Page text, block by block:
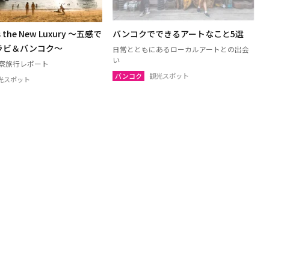
New Luxury ～五感で
ビ＆バンコク～
旅行レポート
スポット
バンコクでできるアートなこと5選
日常とともにあるローカルアートとの出会
い
バンコク 観光スポット